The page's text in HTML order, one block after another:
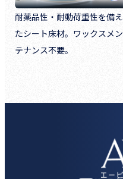
耐薬品性・耐動荷重性を備え
たシート床材。ワックスメン
テナンス不要。